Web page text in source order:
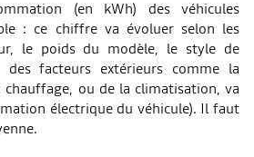
(en kWh) des véhicules
: ce chiffre va évoluer selon les
le poids du modèle, le style de
des facteurs extérieurs comme la
chauffage, ou de la climatisation, va
électrique du véhicule). Il faut